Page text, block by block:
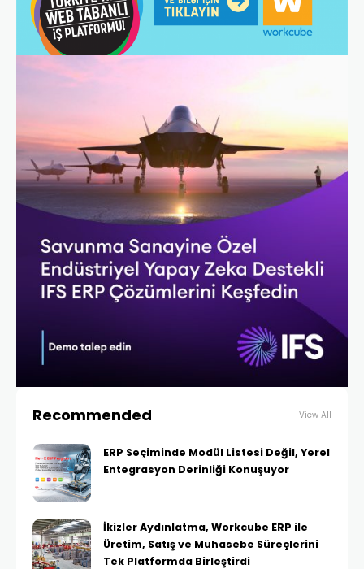
Recommended View All
ERP Seçiminde Modül Listesi Değil, Yerel
Entegrasyon Derinliği Konuşuyor
İkizler Aydınlatma, Workcube ERP ile
Üretim, Satış ve Muhasebe Süreçlerini
Tek Platformda Birleştirdi